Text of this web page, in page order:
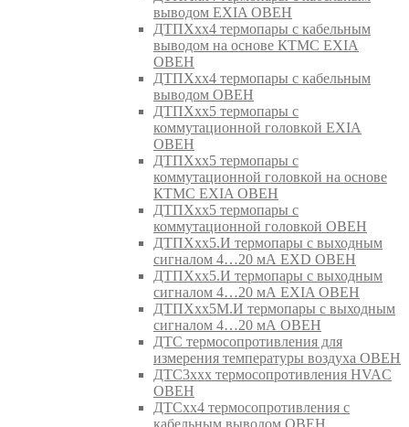
выводом EXIA ОВЕН
ДТПХхх4 термопары с кабельным
выводом на основе КТМС EXIA
ОВЕН
ДТПХхх4 термопары с кабельным
выводом ОВЕН
ДТПХхх5 термопары с
коммутационной головкой EXIA
ОВЕН
ДТПХхх5 термопары с
коммутационной головкой на основе
КТМС EXIA ОВЕН
ДТПХхх5 термопары с
коммутационной головкой ОВЕН
ДТПХхх5.И термопары с выходным
сигналом 4…20 мА EXD ОВЕН
ДТПХхх5.И термопары с выходным
сигналом 4…20 мА EXIA ОВЕН
ДТПХхх5М.И термопары с выходным
сигналом 4…20 мА ОВЕН
ДТС термосопротивления для
измерения температуры воздуха ОВЕН
ДТС3ххх термосопротивления HVAC
ОВЕН
ДТСхх4 термосопротивления с
кабельным выводом ОВЕН